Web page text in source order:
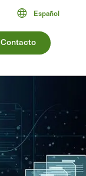
Contacto
Español